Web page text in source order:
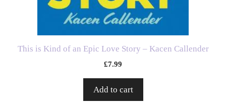
This is Kind of an Epic Love Story – Kacen Callender
£7.99
Add to cart